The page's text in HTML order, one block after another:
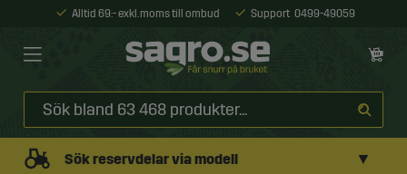
Alltid 69:- exkl. moms till ombud Support 0499-49059
Sök reservdelar via modell ▼